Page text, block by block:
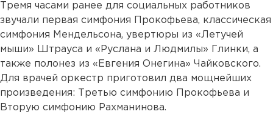
Тремя часами ранее для социальных работников
звучали первая симфония Прокофьева, классическая
симфония Мендельсона, увертюры из «Летучей
мыши» Штрауса и «Руслана и Людмилы» Глинки, а
также полонез из «Евгения Онегина» Чайковского.
Для врачей оркестр приготовил два мощнейших
произведения: Третью симфонию Прокофьева и
Вторую симфонию Рахманинова.